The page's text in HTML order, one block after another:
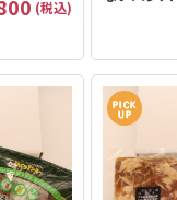
(税込)